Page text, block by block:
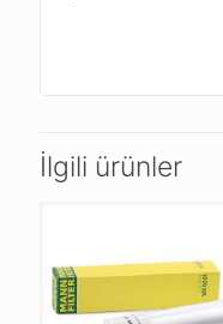
İlgili ürünler